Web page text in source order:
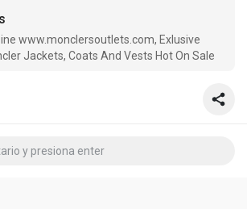
www.monclersoutlets.com, Exlusive
Jackets, Coats And Vests Hot On Sale